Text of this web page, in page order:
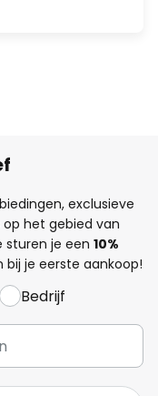
exclusieve
het gebied van
sturen je een 10%
je eerste aankoop!
Bedrijf